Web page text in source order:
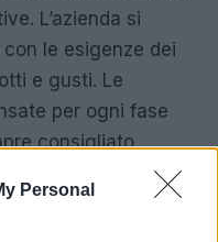
Personal
L’azienda si
le esigenze dei
e gusti. Le
per ogni fase
consigliato
del proprio